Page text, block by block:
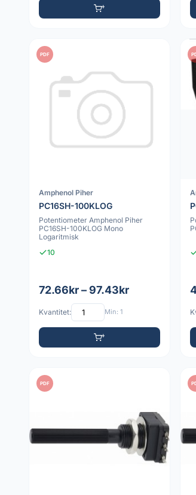
PDF
Amphenol Piher
PC16SH-100KLOG
Potentiometer Amphenol Piher
PC16SH-100KLOG Mono
Logaritmisk
10
72.66kr – 97.43kr
Kvantitet: Min: 1
PDF